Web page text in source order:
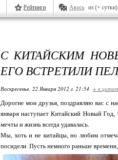
Рейтинги Авось из (+
С КИТАЙСКИМ
ЕГО ВСТРЕТИЛИ
Воскресенье, 22 Января 2012 г. 21:54 + в
Дорогие мои друзья, поздравляю вас с
января наступает Китайский Новый
мечты и жизнь всегда удавалась.
Мы, хоть и не китайцы, но любим
посидели. Пусть немного раньше